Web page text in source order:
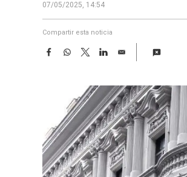
07/05/2025, 14:54
Compartir esta noticia
F
k
W
s
A
p
p
T
w
t
t
e
r
L
k
e
d
I
n
E
i
l